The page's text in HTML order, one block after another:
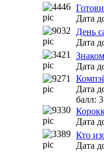
Дата
День
Дата
Дата
Дата
балл:
Дата
Кто
Дата